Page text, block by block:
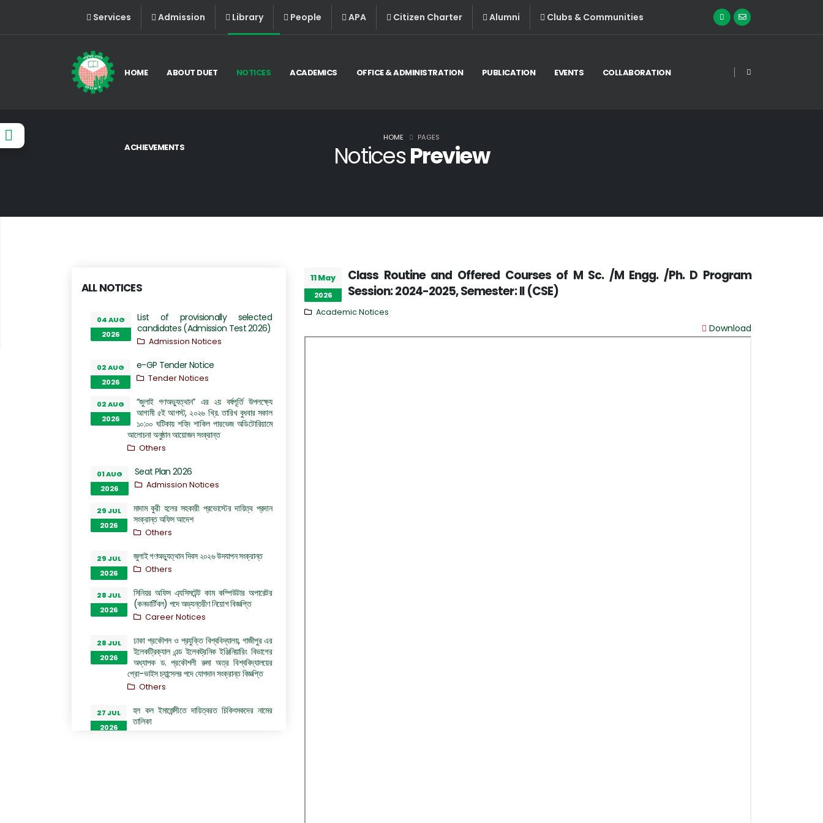
Services Admission Library People APA Citizen Charter Alumni Clubs & Communities
HOME ABOUT DUET NOTICES ACADEMICS OFFICE & ADMINISTRATION PUBLICATION EVENTS COLLABORATION
ACHIEVEMENTS NoticesPreview
HOME PAGES
ALL NOTICES
04 AUG
2026
List of provisionally selected
candidates (Admission Test 2026)
Admission Notices
02 AUG
2026
e-GP Tender Notice
Tender Notices
02 AUG
2026
“জুলাই গণঅভ্যুত্থান” এর ২য় বর্ষপূর্তি উপলক্ষ্যে
আগামী ৫ই আগস্ট, ২০২৬ খ্রি. তারিখ বুধবার সকাল
১০:০০ ঘটিকায় শহিদ শাকিল পারভেজ অডিটোরিয়ামে
আলোচনা অনুষ্ঠান আয়োজন সংক্রান্ত
Others
01 AUG
2026
Seat Plan 2026
Admission Notices
29 JUL
2026
মাদাম কুরী হলের সহকারী প্রভোস্টের দায়িত্ব প্রদান
সংক্রান্ত অফিস আদেশ
Others
29 JUL
2026
জুলাই গণঅভ্যুত্থান দিবস ২০২৬ উদযাপন সংক্রান্ত
Others
28 JUL
2026
সিনিয়র অফিস এ্যসিসটেন্ট কাম কম্পিউটার অপারেটর
(কনভার্টিবল) পদে অভ্যন্তরীণ নিয়োগ বিজ্ঞপ্তি
Career Notices
28 JUL
2026
ঢাকা প্রকৌশল ও প্রযুক্তি বিশ্ববিদ্যালয়, গাজীপুর এর
ইলেকট্রিক্যাল এন্ড ইলেকট্রনিক ইঞ্জিনিয়ারিং বিভাগের
অধ্যাপক ড. প্রকৌশলী রুমা অত্র বিশ্ববিদ্যালয়ের
প্রো-ভাইস চ্যান্সেলর পদে যোগদান সংক্রান্ত বিজ্ঞপ্তি
Others
27 JUL
2026
হল কল ইমার্জেন্সীতে দায়িত্বরত চিকিৎসকদের নামের
তালিকা
11 May
2026
Class Routine and Offered Courses of M Sc. /M Engg. /Ph. D Program
Session: 2024-2025, Semester: II (CSE)
Academic Notices
Download